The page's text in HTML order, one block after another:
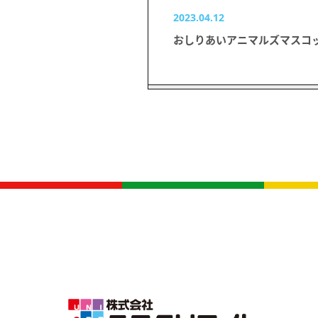
2023.04.12
おしりあいアニマルズマスコ